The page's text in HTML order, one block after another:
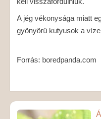
A jég vékonysága miatt
gyönyörű kutyusok a
Forrás: boredpanda.com